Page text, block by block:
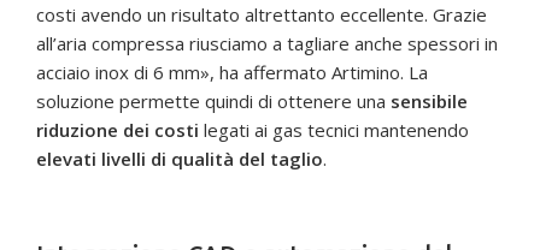
costi avendo un risultato altrettanto eccellente. Grazie
all’aria compressa riusciamo a tagliare anche spessori in
acciaio inox di 6 mm», ha affermato Artimino. La
soluzione permette quindi di ottenere una sensibile
riduzione dei costi legati ai gas tecnici mantenendo
elevati livelli di qualità del taglio.